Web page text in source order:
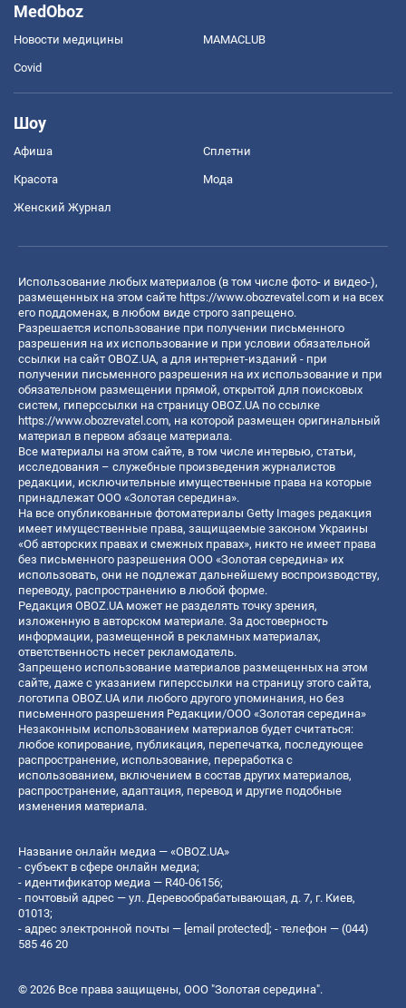
MedOboz
Новости медицины MAMACLUB
Covid
Шоу
Афиша Сплетни
Красота Мода
Женский Журнал
Использование любых материалов (в том числе фото- и видео-),
размещенных на этом сайте https://www.obozrevatel.com и на всех
его поддоменах, в любом виде строго запрещено.
Разрешается использование при получении письменного
разрешения на их использование и при условии обязательной
ссылки на сайт OBOZ.UA, а для интернет-изданий - при
получении письменного разрешения на их использование и при
обязательном размещении прямой, открытой для поисковых
систем, гиперссылки на страницу OBOZ.UA по ссылке
https://www.obozrevatel.com, на которой размещен оригинальный
материал в первом абзаце материала.
Все материалы на этом сайте, в том числе интервью, статьи,
исследования – служебные произведения журналистов
редакции, исключительные имущественные права на которые
принадлежат ООО «Золотая середина».
На все опубликованные фотоматериалы Getty Images редакция
имеет имущественные права, защищаемые законом Украины
«Об авторских правах и смежных правах», никто не имеет права
без письменного разрешения ООО «Золотая середина» их
использовать, они не подлежат дальнейшему воспроизводству,
переводу, распространению в любой форме.
Редакция OBOZ.UA может не разделять точку зрения,
изложенную в авторском материале. За достоверность
информации, размещенной в рекламных материалах,
ответственность несет рекламодатель.
Запрещено использование материалов размещенных на этом
сайте, даже с указанием гиперссылки на страницу этого сайта,
логотипа OBOZ.UA или любого другого упоминания, но без
письменного разрешения Редакции/ООО «Золотая середина»
Незаконным использованием материалов будет считаться:
любое копирование, публикация, перепечатка, последующее
распространение, использование, переработка с
использованием, включением в состав других материалов,
распространение, адаптация, перевод и другие подобные
изменения материала.
Название онлайн медиа — «OBOZ.UA»
- субъект в сфере онлайн медиа;
- идентификатор медиа — R40-06156;
- почтовый адрес — ул. Деревообрабатывающая, д. 7, г. Киев,
01013;
- адрес электронной почты — [email protected]; - телефон — (044)
585 46 20
© 2026 Все права защищены, ООО "Золотая середина".